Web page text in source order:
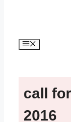
call
2016